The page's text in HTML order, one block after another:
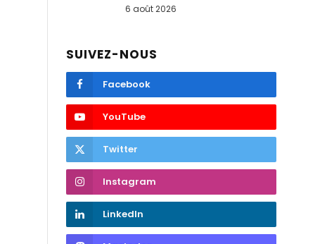
6 août 2026
SUIVEZ-NOUS
Facebook
YouTube
Twitter
Instagram
LinkedIn